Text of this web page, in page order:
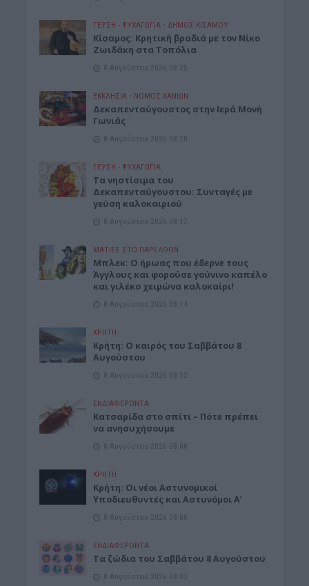
ΓΕΎΣΗ - ΨΥΧΑΓΩΓΊΑ • ΔΉΜΟΣ ΚΙΣΆΜΟΥ
Kίσαμος: Κρητική βραδιά με τον Νίκο
Ζωιδάκη στα Τοπόλια
8 Αυγούστου 2026 08:25
ΕΚΚΛΗΣΙΑ • ΝΟΜΌΣ ΧΑΝΊΩΝ
Δεκαπενταύγουστος στην Ιερά Μονή
Γωνιάς
8 Αυγούστου 2026 08:20
ΓΕΎΣΗ - ΨΥΧΑΓΩΓΊΑ
Τα νηστίσιμα του
Δεκαπενταύγουστου: Συνταγές με
γεύση καλοκαιριού
8 Αυγούστου 2026 08:17
ΜΑΤΙΕΣ ΣΤΟ ΠΑΡΕΛΘΟΝ
Μπλεκ: O ήρωας που έδερνε τους
Άγγλους και φορούσε γούνινο καπέλο
και γιλέκο χειμώνα καλοκαίρι!
8 Αυγούστου 2026 08:14
ΚΡΗΤΗ
Κρήτη: O καιρός του Σαββάτου 8
Αυγούστου
8 Αυγούστου 2026 08:12
ΕΝΔΙΑΦΕΡΟΝΤΑ
Κατσαρίδα στο σπίτι – Πότε πρέπει
να ανησυχήσουμε
8 Αυγούστου 2026 08:08
ΚΡΗΤΗ
Κρήτη: Οι νέοι Αστυνομικοί
Υποδιευθυντές και Αστυνόμοι Α’
8 Αυγούστου 2026 08:06
ΕΝΔΙΑΦΕΡΟΝΤΑ
Tα ζώδια του Σαββάτου 8 Αυγούστου
8 Αυγούστου 2026 08:03